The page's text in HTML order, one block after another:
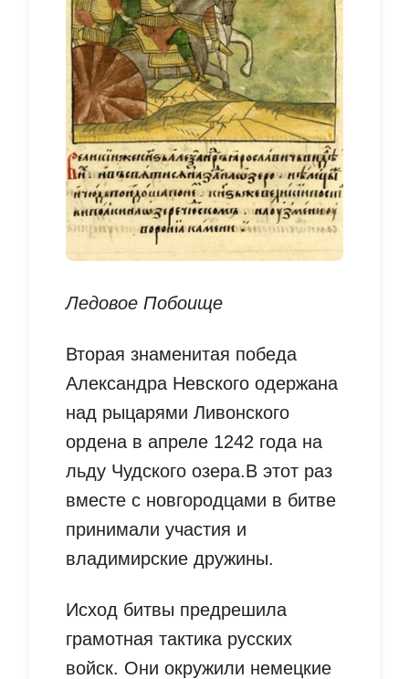
Ледовое Побоище
Вторая знаменитая победа
Александра Невского одержана
над рыцарями Ливонского
ордена в апреле 1242 года на
льду Чудского озера.В этот раз
вместе с новгородцами в битве
принимали участия и
владимирские дружины.
Исход битвы предрешила
грамотная тактика русских
войск. Они окружили немецкие